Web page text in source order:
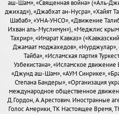
аш-Шам», «Священная война» («Аль-
джихад»), «Джабхат ан-Нусра», «Хайят
Шабаб», «УНА-УНСО», «Движение
Ихван аль-Муслимун»), «Меджлис
Тахрир», «Имарат Кавказ»
Джамаат моджахедов»,
Тайба», «Исламская партия
Узбекистана», «Исламское движение
«Джунд аш-Шам», «АУМ Синрике»,
Степана Бандеры», «Организация
международное общественное
Д.Гордон, А.Арестович. Иностранные
Голос Америки, ТК Настоящее Время,